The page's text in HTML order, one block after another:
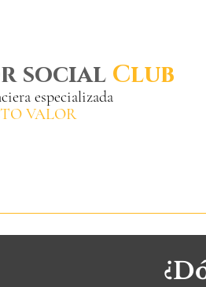
social Club
especializada
VALOR